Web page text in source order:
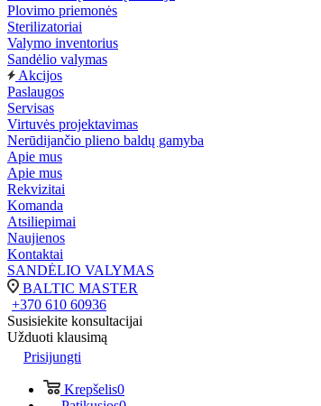
Plovimo priemonės
Sterilizatoriai
Valymo inventorius
Sandėlio valymas
Akcijos
Paslaugos
Servisas
Virtuvės projektavimas
Nerūdijančio plieno baldų gamyba
Apie mus
Apie mus
Rekvizitai
Komanda
Atsiliepimai
Naujienos
Kontaktai
SANDĖLIO VALYMAS
BALTIC MASTER
+370 610 60936
Susisiekite konsultacijai
Užduoti klausimą
Prisijungti
Krepšelis0